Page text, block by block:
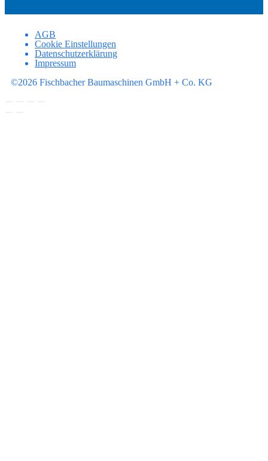
AGB
Cookie Einstellungen
Datenschutzerklärung
Impressum
©2026 Fischbacher Baumaschinen GmbH + Co. KG